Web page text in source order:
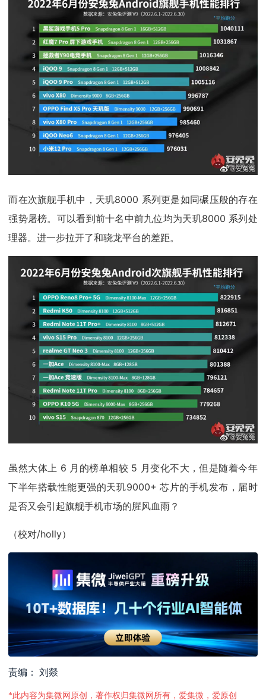
而在次旗舰手机中，天玑8000 系列更是如同碾压般的存在
强势屠榜。可以看到前十名中前九位均为天玑8000 系列处
理器。进一步拉开了和骁龙平台的差距。
虽然大体上 6 月的榜单相较 5 月变化不大，但是随着今年
下半年搭载性能更强的天玑9000+ 芯片的手机发布，届时
是否又会引起旗舰手机市场的腥风血雨？
（校对/holly）
责编： 刘燚
*此内容为集微网原创，著作权归集微网所有，爱集微，爱原创